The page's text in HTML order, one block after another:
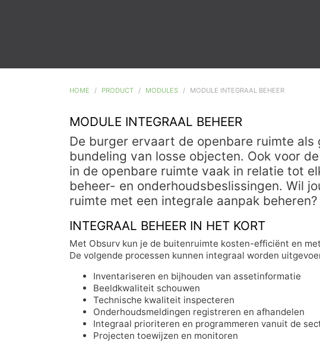
HOME PRODUCT MODULES MODULE INTEGRAAL BEHEER
MODULE INTEGRAAL BEHEER
De burger ervaart de openbare ruimte als
bundeling van losse objecten. Ook voor
in de openbare ruimte vaak in relatie tot
beheer- en onderhoudsbeslissingen. Wil
ruimte met een integrale aanpak
INTEGRAAL BEHEER IN HET KORT
Met Obsurv kun je de buitenruimte kosten-efficiënt en
De volgende processen kunnen integraal worden
Inventariseren en bijhouden van assetinformatie
Beeldkwaliteit schouwen
Technische kwaliteit inspecteren
Onderhoudsmeldingen registreren en afhandelen
Integraal prioriteren en programmeren vanuit de
Projecten toewijzen en monitoren